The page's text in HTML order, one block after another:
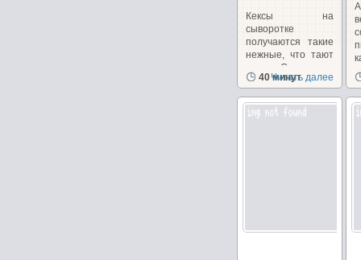
Кексы на
сыворотке
получаются такие
нежные, что тают
во рту. Смородина
придает...
40 минут
Читать далее